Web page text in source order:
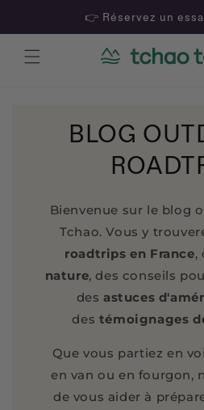
👉 Réservez un
BLOG
Bienvenue sur le blog
Tchao. Vous y
roadtrips en France,
nature, des conseils
des astuces
des témoignages
Que vous partiez en
en van ou en fourgon,
de vous aider à